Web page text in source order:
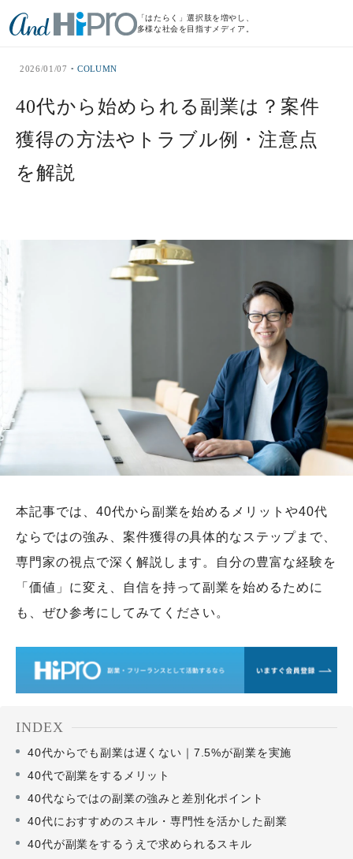
「はたらく」選択肢を増やし、
多様な社会を目指すメディア。
2026/01/07 COLUMN
40代から始められる副業は？案件
獲得の方法やトラブル例・注意点
を解説
本記事では、40代から副業を始めるメリットや40代
ならではの強み、案件獲得の具体的なステップまで、
専門家の視点で深く解説します。自分の豊富な経験を
「価値」に変え、自信を持って副業を始めるために
も、ぜひ参考にしてみてください。
INDEX
40代からでも副業は遅くない｜7.5%が副業を実施
40代で副業をするメリット
40代ならではの副業の強みと差別化ポイント
40代におすすめのスキル・専門性を活かした副業
40代が副業をするうえで求められるスキル